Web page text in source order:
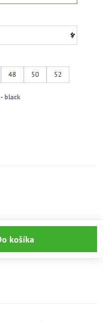
48 50 52
Do košíka